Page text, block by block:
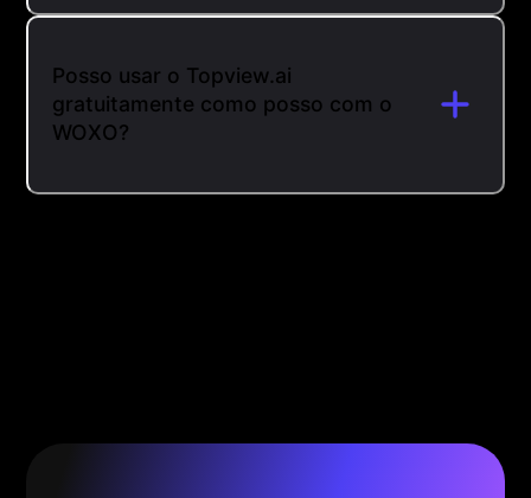
Posso usar o Topview.ai
gratuitamente como posso com o
WOXO?